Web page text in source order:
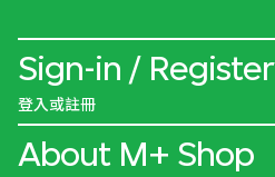
Sign-in / Register
登入或註冊
About M+ Shop